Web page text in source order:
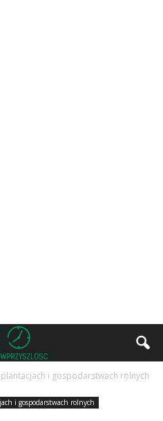
plantacjach i gospodarstwach rolnych
i gospodarstwach rolnych